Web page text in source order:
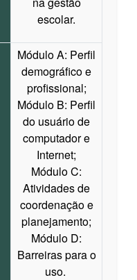
escolar.
Módulo A: Perfil
demográfico e
profissional;
Módulo B: Perfil
do usuário de
computador e
Internet;
Módulo C:
Atividades de
coordenação e
planejamento;
Módulo D:
Barreiras para o
uso.